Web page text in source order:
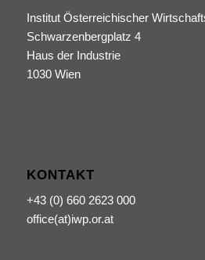
Institut Österreichischer
Schwarzenbergplatz 4
Haus der Industrie
1030 Wien
KONTAKT
+43 (0) 660 2623 000
office(at)iwp.or.at